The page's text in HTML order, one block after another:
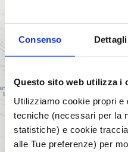
Consenso Dettagli
Questo sito web utilizza i
Utilizziamo cookie propri e
tecniche (necessari per la
statistiche) e cookie
alle Tue preferenze) per